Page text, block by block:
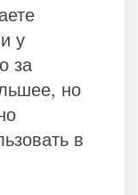
у
за
но
в